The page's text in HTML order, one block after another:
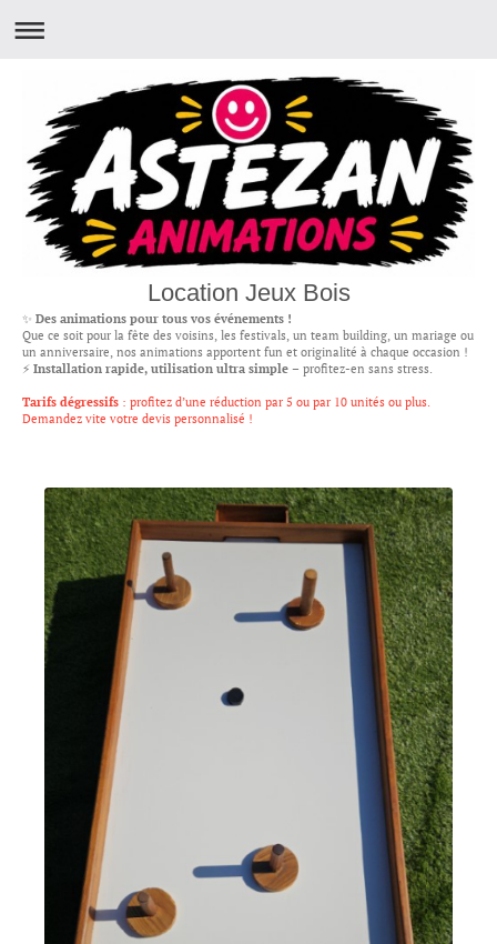
Location Jeux Bois
✨ Des animations pour tous vos événements !
Que ce soit pour la fête des voisins, les festivals, un team building, un mariage ou
un anniversaire, nos animations apportent fun et originalité à chaque occasion !
⚡ Installation rapide, utilisation ultra simple – profitez-en sans stress.
Tarifs dégressifs : profitez d’une réduction par 5 ou par 10 unités ou plus.
Demandez vite votre devis personnalisé !